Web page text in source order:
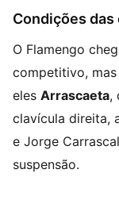
Condições das
O Flamengo
competitivo,
eles Arrascaeta,
clavícula direita,
e Jorge
suspensão.